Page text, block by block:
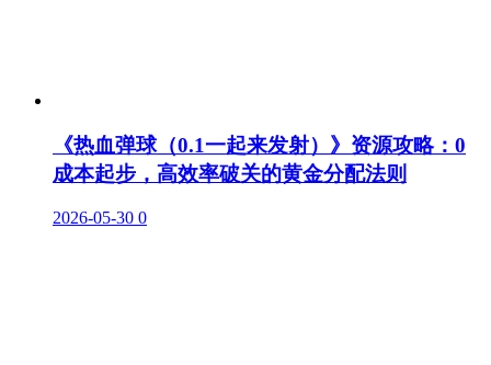
《热血弹球（0.1一起来发射）》资源攻略：0
成本起步，高效率破关的黄金分配法则
2026-05-30 0